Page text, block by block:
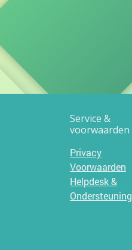
Service &
voorwaarden
Privacy
Voorwaarden
Helpdesk &
Ondersteuning